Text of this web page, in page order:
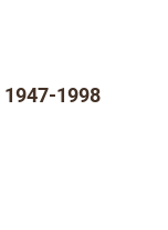
1947-1998